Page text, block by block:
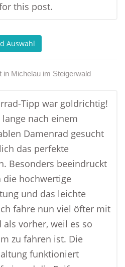
this post.
Auswahl
in Michelau im Steigerwald
Tipp war goldrichtig!
lange nach einem
Damenrad gesucht
das perfekte
Besonders beeindruckt
die hochwertige
und das leichte
fahre nun viel öfter mit
als vorher, weil es so
zu fahren ist. Die
funktioniert